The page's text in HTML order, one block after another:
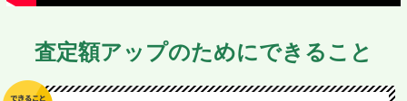
査定額アップのためにできること